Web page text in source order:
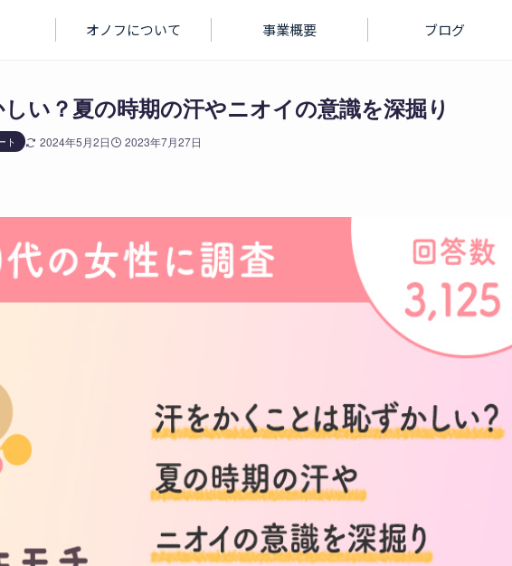
オノフについて 事業概要 ブログ
い？夏の時期の汗やニオイの意識を深掘り
ト 2024年5月2日 2023年7月27日